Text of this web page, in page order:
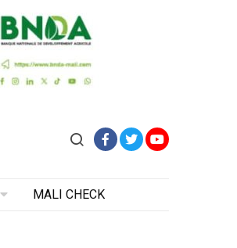
MALI CHECK